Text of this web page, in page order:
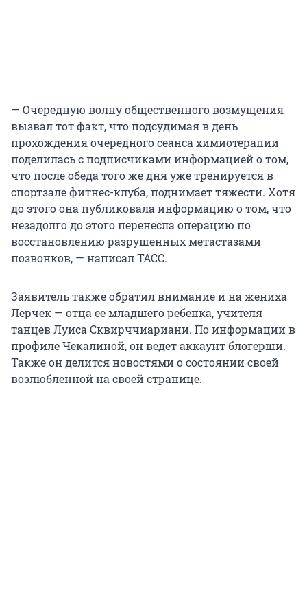
— Очередную волну общественного возмущения
вызвал тот факт, что подсудимая в день
прохождения очередного сеанса химиотерапии
поделилась с подписчиками информацией о том,
что после обеда того же дня уже тренируется в
спортзале фитнес-клуба, поднимает тяжести. Хотя
до этого она публиковала информацию о том, что
незадолго до этого перенесла операцию по
восстановлению разрушенных метастазами
позвонков, — написал ТАСС.
Заявитель также обратил внимание и на жениха
Лерчек — отца ее младшего ребенка, учителя
танцев Луиса Сквирччиариани. По информации в
профиле Чекалиной, он ведет аккаунт блогерши.
Также он делится новостями о состоянии своей
возлюбленной на своей странице.